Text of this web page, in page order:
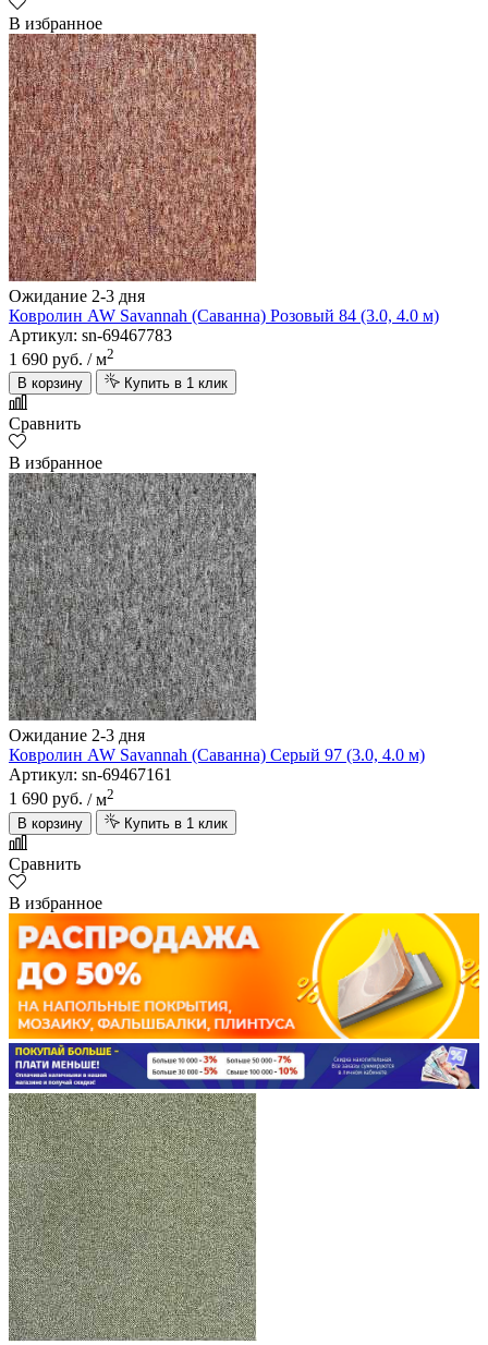
В избранное
Ожидание 2-3 дня
Ковролин AW Savannah (Саванна) Розовый 84 (3.0, 4.0 м)
Артикул: sn-69467783
1 690 руб. / м2
В корзину
Купить в 1 клик
Сравнить
В избранное
Ожидание 2-3 дня
Ковролин AW Savannah (Саванна) Серый 97 (3.0, 4.0 м)
Артикул: sn-69467161
1 690 руб. / м2
В корзину
Купить в 1 клик
Сравнить
В избранное